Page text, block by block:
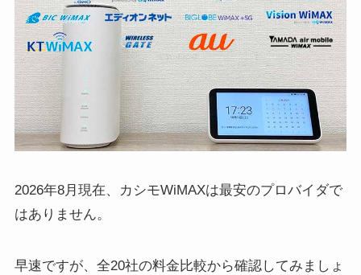
2026年8月現在、カシモWiMAXは最安のプロバイダで
はありません。
早速ですが、全20社の料金比較から確認してみましょ